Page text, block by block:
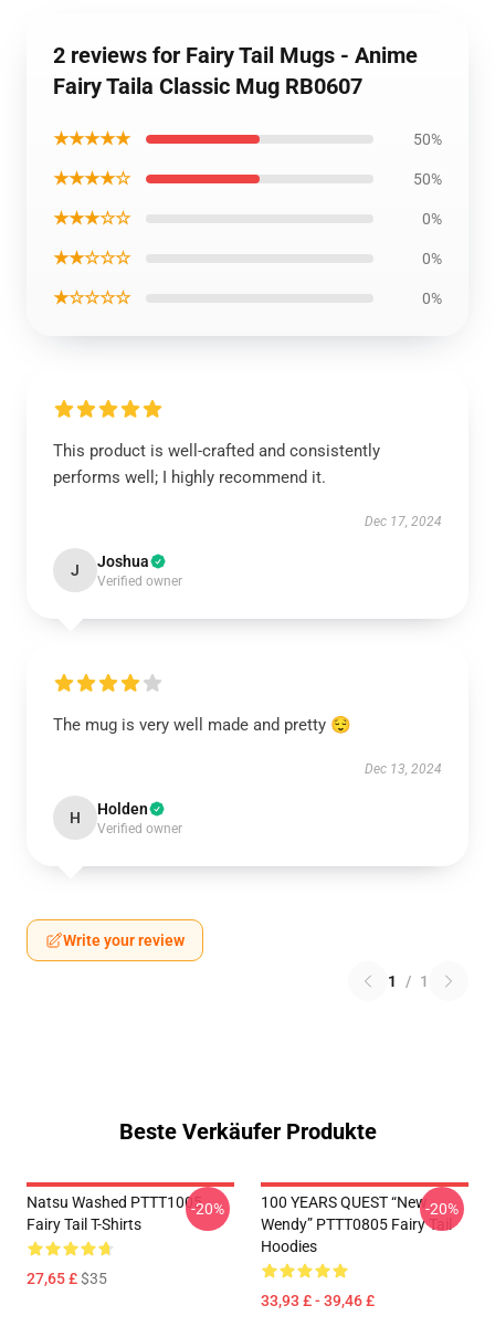
2 reviews for Fairy Tail Mugs - Anime
Fairy Taila Classic Mug RB0607
★★★★★ 50%
★★★★☆ 50%
★★★☆☆ 0%
★★☆☆☆ 0%
★☆☆☆☆ 0%
This product is well-crafted and consistently
performs well; I highly recommend it.
Dec 17, 2024
J Joshua
Verified owner
The mug is very well made and pretty 😌
Dec 13, 2024
H Holden
Verified owner
Write your review
1 / 1
Beste Verkäufer Produkte
Natsu Washed PTTT1005
Fairy Tail T-Shirts
27,65 £$35
-20%
100 YEARS QUEST “New
Wendy” PTTT0805 Fairy Tail
Hoodies
33,93 £ - 39,46 £
-20%